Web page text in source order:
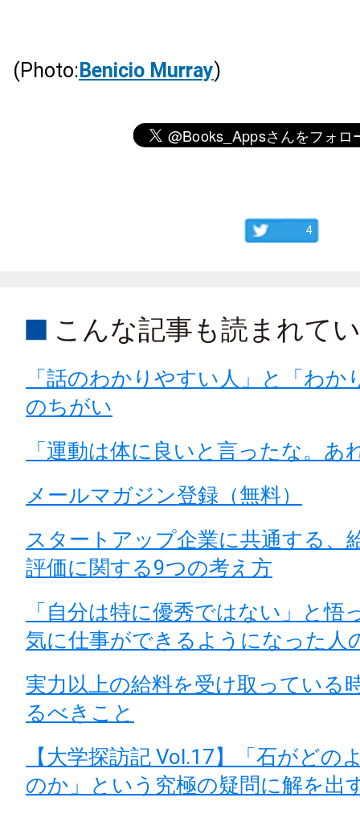
(Photo: Benicio Murray)
4
こんな記事も読まれて
「話のわかりやすい人」と「わか
のちがい
「運動は体に良いと言ったな。あ
メールマガジン登録（無料）
スタートアップ企業に共通する、
評価に関する9つの考え方
「自分は特に優秀ではない」と悟
気に仕事ができるようになった人
実力以上の給料を受け取っている
るべきこと
【大学探訪記 Vol.17】「石がどの
のか」という究極の疑問に解を出